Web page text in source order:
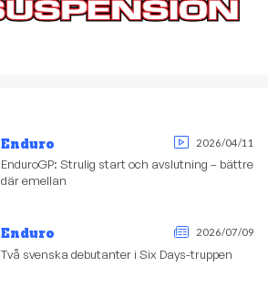
Enduro 2026/04/11
EnduroGP: Strulig start och avslutning – bättre
där emellan
Enduro 2026/07/09
Två svenska debutanter i Six Days-truppen